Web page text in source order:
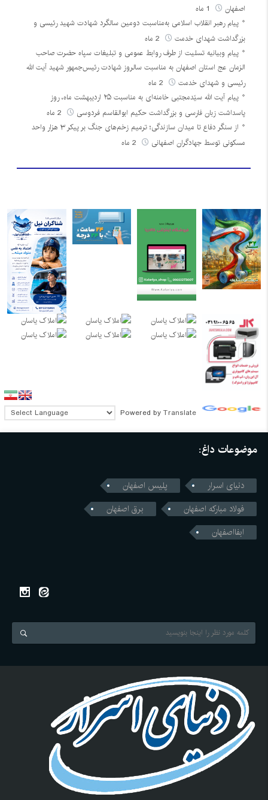
اصفهان
پیام رهبر انقلاب اسلامی به‌مناسبت دومین سالگرد شهادت شهید رئیسی و
بزرگداشت شهدای خدمت
پیام وبیانیه تسلیت از طرف روابط عمومی و تبلیغات سپاه حضرت صاحب
الزمان عج استان اصفهان به مناسبت سالروز شهادت رئیس‌جمهور شهید آیت الله
رئیسی و شهدای خدمت
پیام آیت الله سیّدمجتبی خامنه‌ای به مناسبت ۲۵ اردیبهشت ماه، روز
پاسداشت زبان فارسی و بزرگداشت حکیم ابوالقاسم فردوسی
از سنگر دفاع تا میدان سازندگی؛ ترمیم زخم‌های جنگ بر پیکر ۳ هزار واحد
مسکونی توسط جهادگران اصفهانی
Powered by Translate
موضوعات داغ:
دنیای اسرار
پلیس اصفهان
فولاد مبارکه اصفهان
برق اصفهان
ابفااصفهان